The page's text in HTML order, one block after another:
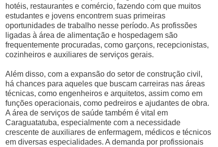
hotéis, restaurantes e comércio, fazendo com que muitos
estudantes e jovens encontrem suas primeiras
oportunidades de trabalho nesse período. As profissões
ligadas à área de alimentação e hospedagem são
frequentemente procuradas, como garçons, recepcionistas,
cozinheiros e auxiliares de serviços gerais.
Além disso, com a expansão do setor de construção civil,
há chances para aqueles que buscam carreiras nas áreas
técnicas, como engenheiros e arquitetos, assim como em
funções operacionais, como pedreiros e ajudantes de obra.
A área de serviços de saúde também é vital em
Caraguatatuba, especialmente com a necessidade
crescente de auxiliares de enfermagem, médicos e técnicos
em diversas especialidades. A demanda por profissionais